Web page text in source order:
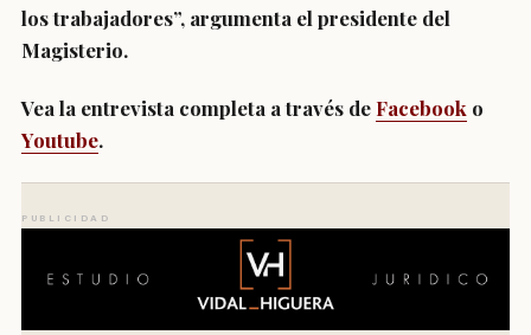
los trabajadores”, argumenta el presidente del
Magisterio.
Vea la entrevista completa a través deFacebook o
Youtube.
PUBLICIDAD